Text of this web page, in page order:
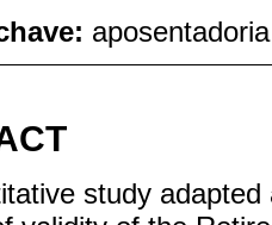
study